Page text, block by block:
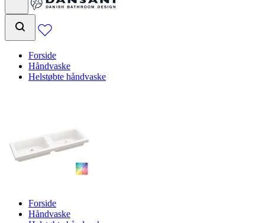
Forside
Håndvaske
Helstøbte håndvaske
Forside
Håndvaske